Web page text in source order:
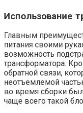
Использование
Главным
питания своими
возможность
трансформатора.
обратной связи,
неотъемлемой
во время сборки
чаще всего такой